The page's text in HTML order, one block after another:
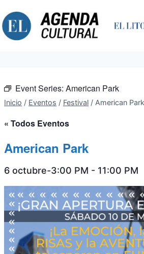
al
contenido
Event Series: American Park
Inicio / Eventos / Festival / American Park
« Todos Eventos
American Park
6 octubre-3:00 PM - 11:00 PM